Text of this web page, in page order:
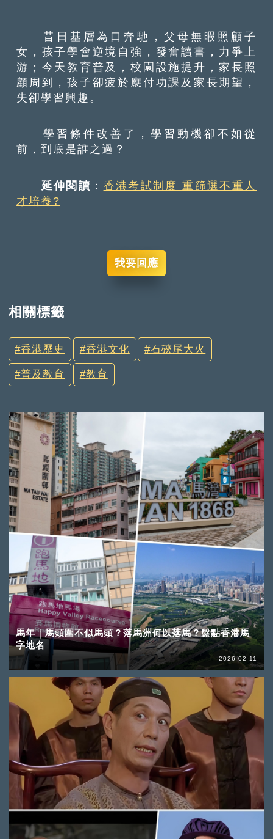
昔日基層為口奔馳，父母無暇照顧子
女，孩子學會逆境自強，發奮讀書，力爭上
游；今天教育普及，校園設施提升，家長照
顧周到，孩子卻疲於應付功課及家長期望，
失卻學習興趣。
學習條件改善了，學習動機卻不如從
前，到底是誰之過？
延伸閱讀 ： 香港考試制度 重篩選不重人
才培養?
我要回應
相關標籤
香港歷史 香港文化 石硤尾大火
普及教育 教育
馬年｜馬頭圍不似馬頭？落馬洲何以落馬？盤點香港馬
字地名
2026-02-11